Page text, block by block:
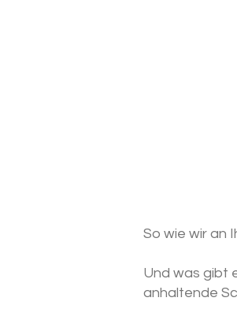
So wie wir an
Und was gibt
anhaltende